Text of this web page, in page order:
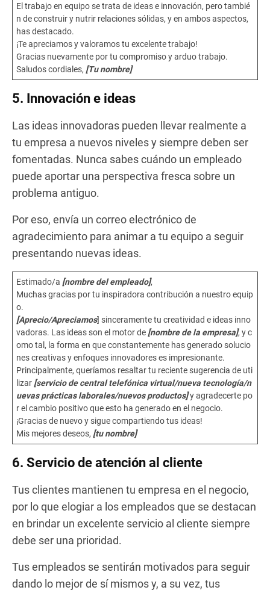
El trabajo en equipo se trata de ideas e innovación, pero tambié
n de construir y nutrir relaciones sólidas, y en ambos aspectos,
has destacado.
¡Te apreciamos y valoramos tu excelente trabajo!
Gracias nuevamente por tu compromiso y arduo trabajo.
Saludos cordiales, [Tu nombre]
5. Innovación e ideas
Las ideas innovadoras pueden llevar realmente a
tu empresa a nuevos niveles y siempre deben ser
fomentadas. Nunca sabes cuándo un empleado
puede aportar una perspectiva fresca sobre un
problema antiguo.
Por eso, envía un correo electrónico de
agradecimiento para animar a tu equipo a seguir
presentando nuevas ideas.
Estimado/a [nombre del empleado],
Muchas gracias por tu inspiradora contribución a nuestro equip
o.
[Aprecio/Apreciamos] sinceramente tu creatividad e ideas inno
vadoras. Las ideas son el motor de [nombre de la empresa], y c
omo tal, la forma en que constantemente has generado solucio
nes creativas y enfoques innovadores es impresionante.
Principalmente, queríamos resaltar tu reciente sugerencia de uti
lizar [servicio de central telefónica virtual/nueva tecnología/n
uevas prácticas laborales/nuevos productos]y agradecerte po
r el cambio positivo que esto ha generado en el negocio.
¡Gracias de nuevo y sigue compartiendo tus ideas!
Mis mejores deseos, [tu nombre]
6. Servicio de atención al cliente
Tus clientes mantienen tu empresa en el negocio,
por lo que elogiar a los empleados que se destacan
en brindar un excelente servicio al cliente siempre
debe ser una prioridad.
Tus empleados se sentirán motivados para seguir
dando lo mejor de sí mismos y, a su vez, tus